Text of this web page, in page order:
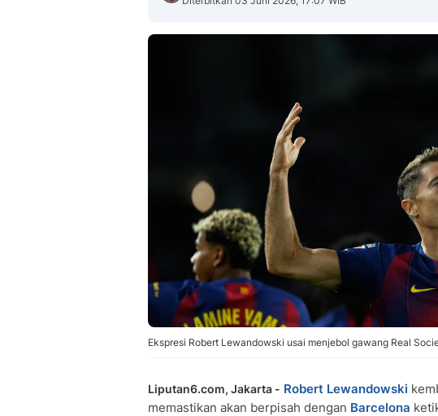
Ekspresi Robert Lewandowski usai menjebol gawang Real
Liputan6.com, Jakarta - Robert Lewandowski
memastikan akan berpisah dengan Barcelona